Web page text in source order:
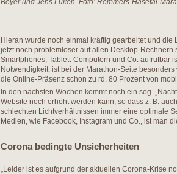
Beyer und Jens Lüken. Foto: Remmers-Hasetal-
Hieran wurde noch einmal kräftig gearbeitet und
jetzt noch problemloser auf allen Desktop-
Smartphones, Tablett-Computern und Co. aufrufbar
Notwendigkeit, ist bei der Marathon-Seite
die Online-Präsenz schon zu rd. 80 Prozent von
In den nächsten Wochen kommt noch ein sog.
Website noch erhöht werden kann, so dass z. B.
schlechten Lichtverhältnissen immer eine optimale
Medien, wie Facebook, Instagram und Co., ist man
Corona bedingte Unsicherheiten
„Leider ist es aufgrund der aktuellen Corona-Krise